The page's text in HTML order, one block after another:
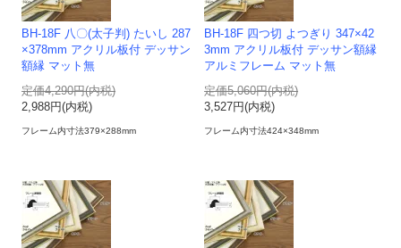
BH-18F 八〇(太子判) たいし 287
×378mm アクリル板付 デッサン
額縁 マット無
定価4,290円(内税)
2,988円(内税)
フレーム内寸法379×288mm
BH-18F 四つ切 よつぎり 347×42
3mm アクリル板付 デッサン額縁
アルミフレーム マット無
定価5,060円(内税)
3,527円(内税)
フレーム内寸法424×348mm